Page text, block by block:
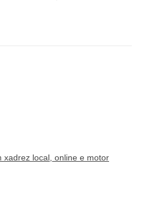
xadrez local, online e motor